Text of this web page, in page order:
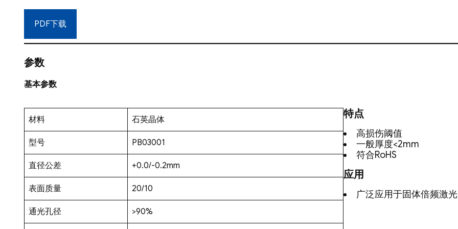
PDF下载
参数
基本参数
材料 石英晶体
型号 PB03001
直径公差 +0.0/-0.2mm
表面质量 20/10
通光孔径 >90%
特点
高损伤阈值
一般厚度<2mm
符合RoHS
应用
广泛应用于固体倍频激